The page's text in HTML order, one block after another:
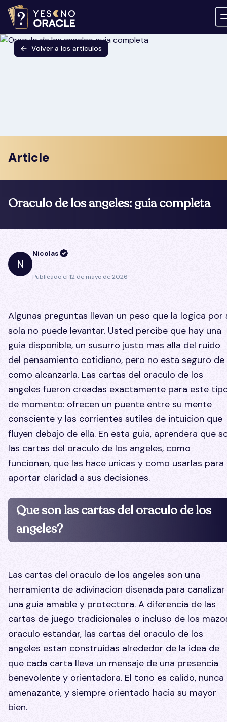
Volver a los artículos
Article
Oraculo de los angeles: guia completa
N
Nicolas
Publicado el 12 de mayo de 2026
Algunas preguntas llevan un peso que la logica por
sola no puede levantar. Usted percibe que hay una
guia disponible, un susurro justo mas alla del ruido
del pensamiento cotidiano, pero no esta seguro de
como alcanzarla. Las cartas del oraculo de los
angeles fueron creadas exactamente para este
de momento: ofrecen un puente entre su mente
consciente y las corrientes sutiles de intuicion que
fluyen debajo de ella. En esta guia, aprendera que
las cartas del oraculo de los angeles, como
funcionan, que las hace unicas y como usarlas para
aportar claridad a sus decisiones.
Que son las cartas del oraculo de los
angeles?
Las cartas del oraculo de los angeles son una
herramienta de adivinacion disenada para canalizar
una guia amable y protectora. A diferencia de las
cartas de juego tradicionales o incluso de los
oraculo estandar, las cartas del oraculo de los
angeles estan construidas alrededor de la idea de
que cada carta lleva un mensaje de una presencia
benevolente y orientadora. El tono es calido, nunca
amenazante, y siempre orientado hacia su mayor
bien.